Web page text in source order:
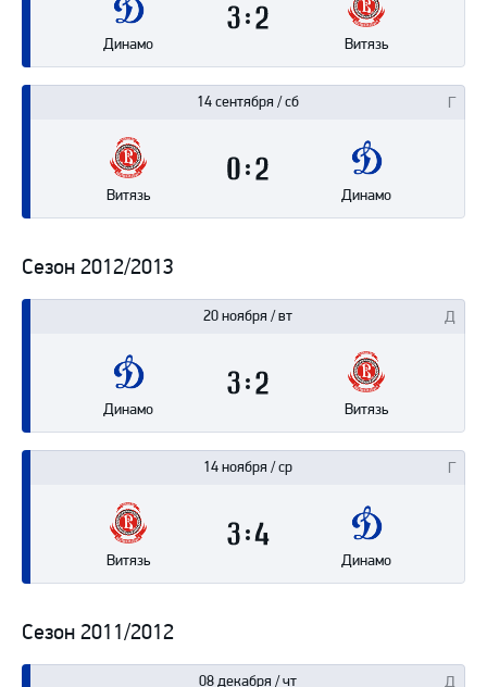
Динамо
3
Витязь
2
14 сентября / сб
Витязь
0
Динамо
2
Сезон 2012/2013
20 ноября / вт
Динамо
3
Витязь
2
14 ноября / ср
Витязь
3
Динамо
4
Сезон 2011/2012
08 декабря / чт